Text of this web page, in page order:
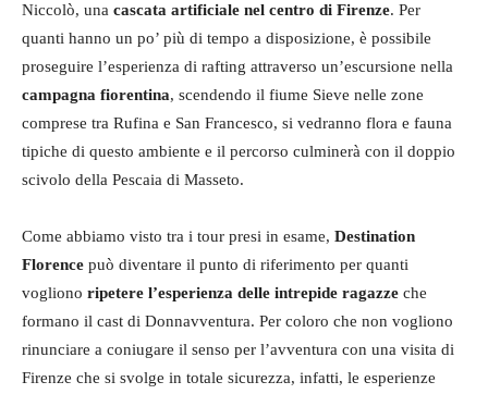
Niccolò, una cascata artificiale nel centro di Firenze. Per
quanti hanno un po’ più di tempo a disposizione, è possibile
proseguire l’esperienza di rafting attraverso un’escursione nella
campagna fiorentina, scendendo il fiume Sieve nelle zone
comprese tra Rufina e San Francesco, si vedranno flora e fauna
tipiche di questo ambiente e il percorso culminerà con il doppio
scivolo della Pescaia di Masseto.
Come abbiamo visto tra i tour presi in esame, Destination
Florence può diventare il punto di riferimento per quanti
vogliono ripetere l’esperienza delle intrepide ragazze che
formano il cast di Donnavventura. Per coloro che non vogliono
rinunciare a coniugare il senso per l’avventura con una visita di
Firenze che si svolge in totale sicurezza, infatti, le esperienze